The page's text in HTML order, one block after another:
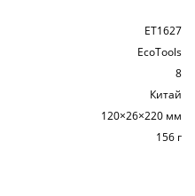
ET1627
EcoTools
8
Китай
120×26×220 мм
156 г